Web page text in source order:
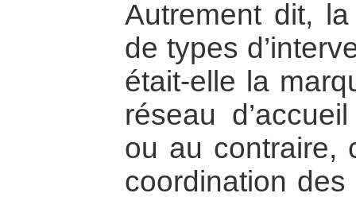
Autrement dit, la
de types
était-elle la
réseau
ou au contraire,
coordination